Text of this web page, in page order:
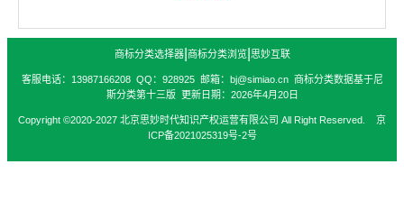
商标分类选择器| 商标分类浏览| 思妙互联
客服电话：13987166208 QQ：928925 邮箱：bj@simiao.cn 商标分类数据基于尼
斯分类第十三版 更新日期：2026年4月20日
Copyright ©2020-2027 北京思妙时代知识产权运营有限公司 All Right Reserved. 京
ICP备2021025319号-2号